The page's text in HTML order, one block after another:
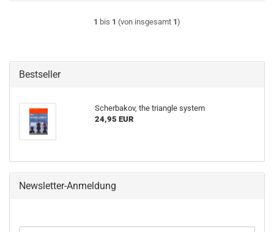
1 bis 1 (von insgesamt 1)
Bestseller
Scherbakov, the triangle system
24,95 EUR
Newsletter-Anmeldung